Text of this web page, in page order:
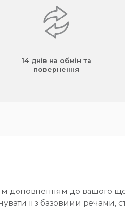
14 днів на обмін та
повернення
доповненням до вашого
її з базовими речами,